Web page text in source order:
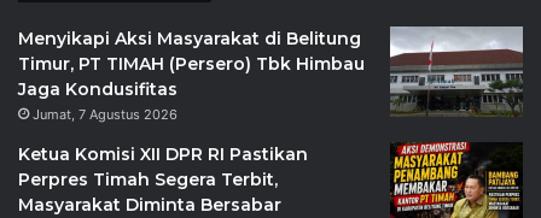
Menyikapi Aksi Masyarakat di Belitung
Timur, PT TIMAH (Persero) Tbk Himbau
Jaga Kondusifitas
Jumat, 7 Agustus 2026
Ketua Komisi XII DPR RI Pastikan
Perpres Timah Segera Terbit,
Masyarakat Diminta Bersabar